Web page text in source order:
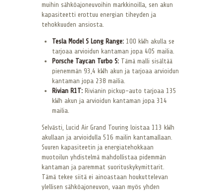
muihin sähköajoneuvoihin markkinoilla, sen akun
kapasiteetti erottuu energian tiheyden ja
tehokkuuden ansiosta.
Tesla Model S Long Range: 100 kWh akulla se
tarjoaa arvioidun kantaman jopa 405 mailia.
Porsche Taycan Turbo S: Tämä malli sisältää
pienemmän 93,4 kWh akun ja tarjoaa arvioidun
kantaman jopa 238 mailia.
Rivian R1T: Rivianin pickup-auto tarjoaa 135
kWh akun ja arvioidun kantaman jopa 314
mailia.
Selvästi, Lucid Air Grand Touring loistaa 113 kWh
akullaan ja arvioidulla 516 mailin kantamallaan.
Suuren kapasiteetin ja energiatehokkaan
muotoilun yhdistelmä mahdollistaa pidemmän
kantaman ja paremmat suorituskykymittarit.
Tämä tekee siitä ei ainoastaan houkuttelevan
ylellisen sähköajoneuvon, vaan myös yhden